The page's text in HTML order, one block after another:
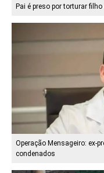
Pai é preso por torturar
Operação Mensageiro: ex-
condenados